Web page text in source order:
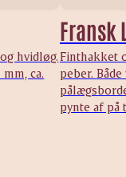
hvidløg.
ca.
Fransk
Finthakket
peber.
pynte af på